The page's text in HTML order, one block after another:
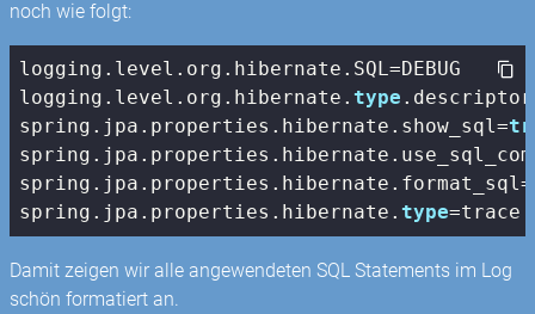
noch wie folgt:
logging.level.org.hibernate.SQL=DEBUG
logging.level.org.hibernate.type
spring.jpa.properties.hibernate.show_sql=
spring.jpa.properties.hibernate.format_sql=
spring.jpa.properties.hibernate.type=trace
Damit zeigen wir alle angewendeten SQL Statements im Log
schön formatiert an.